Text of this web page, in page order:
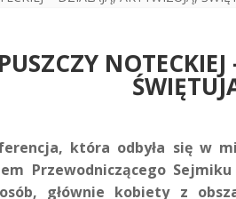
która odbyła się w
Przewodniczącego
głównie kobiety z